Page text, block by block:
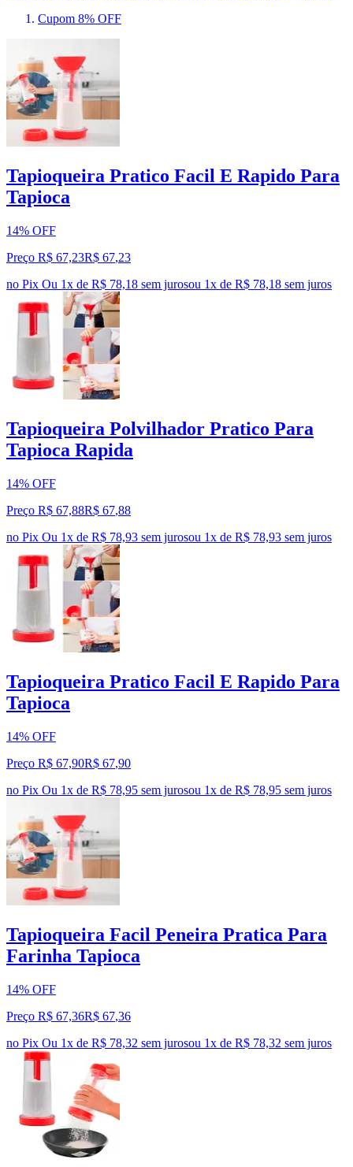
Cupom 8% OFF
Tapioqueira Pratico Facil E Rapido Para
Tapioca
14% OFF
Preço R$ 67,23R$ 67,23
no Pix Ou 1x de R$ 78,18 sem jurosou 1x de R$ 78,18 sem juros
Tapioqueira Polvilhador Pratico Para
Tapioca Rapida
14% OFF
Preço R$ 67,88R$ 67,88
no Pix Ou 1x de R$ 78,93 sem jurosou 1x de R$ 78,93 sem juros
Tapioqueira Pratico Facil E Rapido Para
Tapioca
14% OFF
Preço R$ 67,90R$ 67,90
no Pix Ou 1x de R$ 78,95 sem jurosou 1x de R$ 78,95 sem juros
Tapioqueira Facil Peneira Pratica Para
Farinha Tapioca
14% OFF
Preço R$ 67,36R$ 67,36
no Pix Ou 1x de R$ 78,32 sem jurosou 1x de R$ 78,32 sem juros